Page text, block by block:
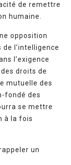
de remettre
humaine.
opposition
l’intelligence
l’exigence
droits de
mutuelle des
fondé des
se mettre
à la fois
un